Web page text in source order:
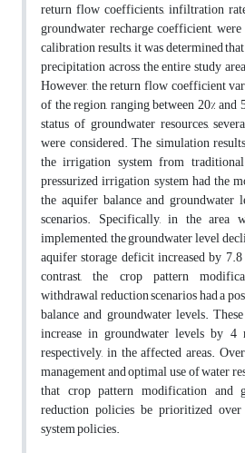
return flow coefficients, infiltration
groundwater recharge coefficient,
calibration results, it was determined
precipitation across the entire study
However, the return flow coefficient
of the region, ranging between 20%
status of groundwater resources,
were considered. The simulation
the irrigation system from
pressurized irrigation system had the
the aquifer balance and groundwater
scenarios. Specifically, in the area
implemented, the groundwater level
aquifer storage deficit increased by
contrast, the crop pattern
withdrawal reduction scenarios had a
balance and groundwater levels.
increase in groundwater levels by 4
respectively, in the affected areas.
management and optimal use of water
that crop pattern modification and
reduction policies be prioritized
system policies.